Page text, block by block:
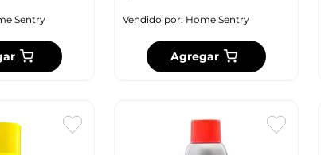
Sentry Vendido por: Home Sentry
Agregar